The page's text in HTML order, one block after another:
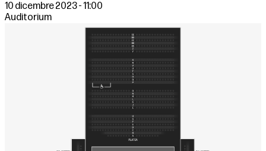
10 dicembre 2023 - 11:00
Auditorium